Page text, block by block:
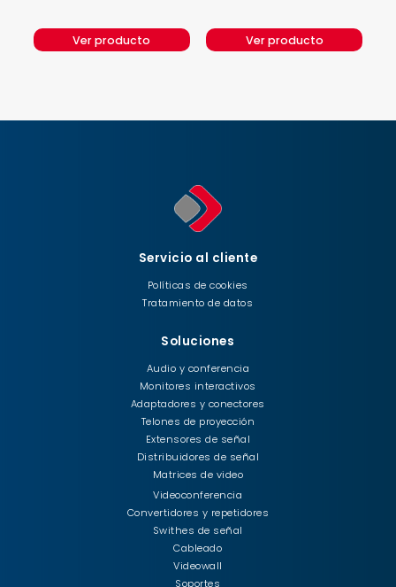
Ver producto Ver producto
Servicio al cliente
Políticas de cookies
Tratamiento de datos
Soluciones
Audio y conferencia
Monitores interactivos
Adaptadores y conectores
Telones de proyección
Extensores de señal
Distribuidores de señal
Matrices de video
Videoconferencia
Convertidores y repetidores
Swithes de señal
Cableado
Videowall
Soportes